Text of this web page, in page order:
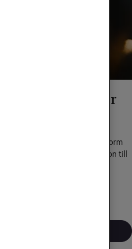
ni om vad ni gör
trygghet på nätet har vi
Stiftelse utökat deras plattform
hjälper föräldrar i deras relation till
på nätet är du?
ut?
dina barn